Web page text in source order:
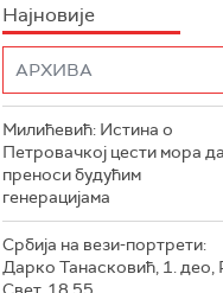
Најновије
Милићевић: Истина о
Петровачкој цести мора
преноси будућим
генерацијама
Србија на вези-портрети:
Дарко Танасковић, 1. део,